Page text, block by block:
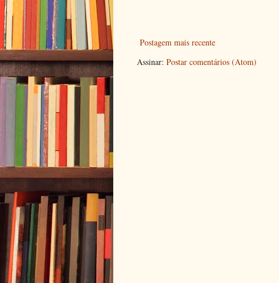
Postagem mais recente
Assinar: Postar comentários (Atom)